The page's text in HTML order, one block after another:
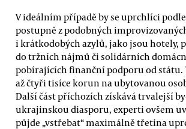
V ideálním případě by se uprchlíci
postupně z podobných
i krátkodobých azylů, jako jsou hotely,
do tržních nájmů či solidárních
pobírajících finanční podporu od státu.
až čtyři tisíce korun na ubytovanou
Další část příchozích získává trvalejší
ukrajinskou diasporu, experti ovšem
půjde „vstřebat“ maximálně třetina